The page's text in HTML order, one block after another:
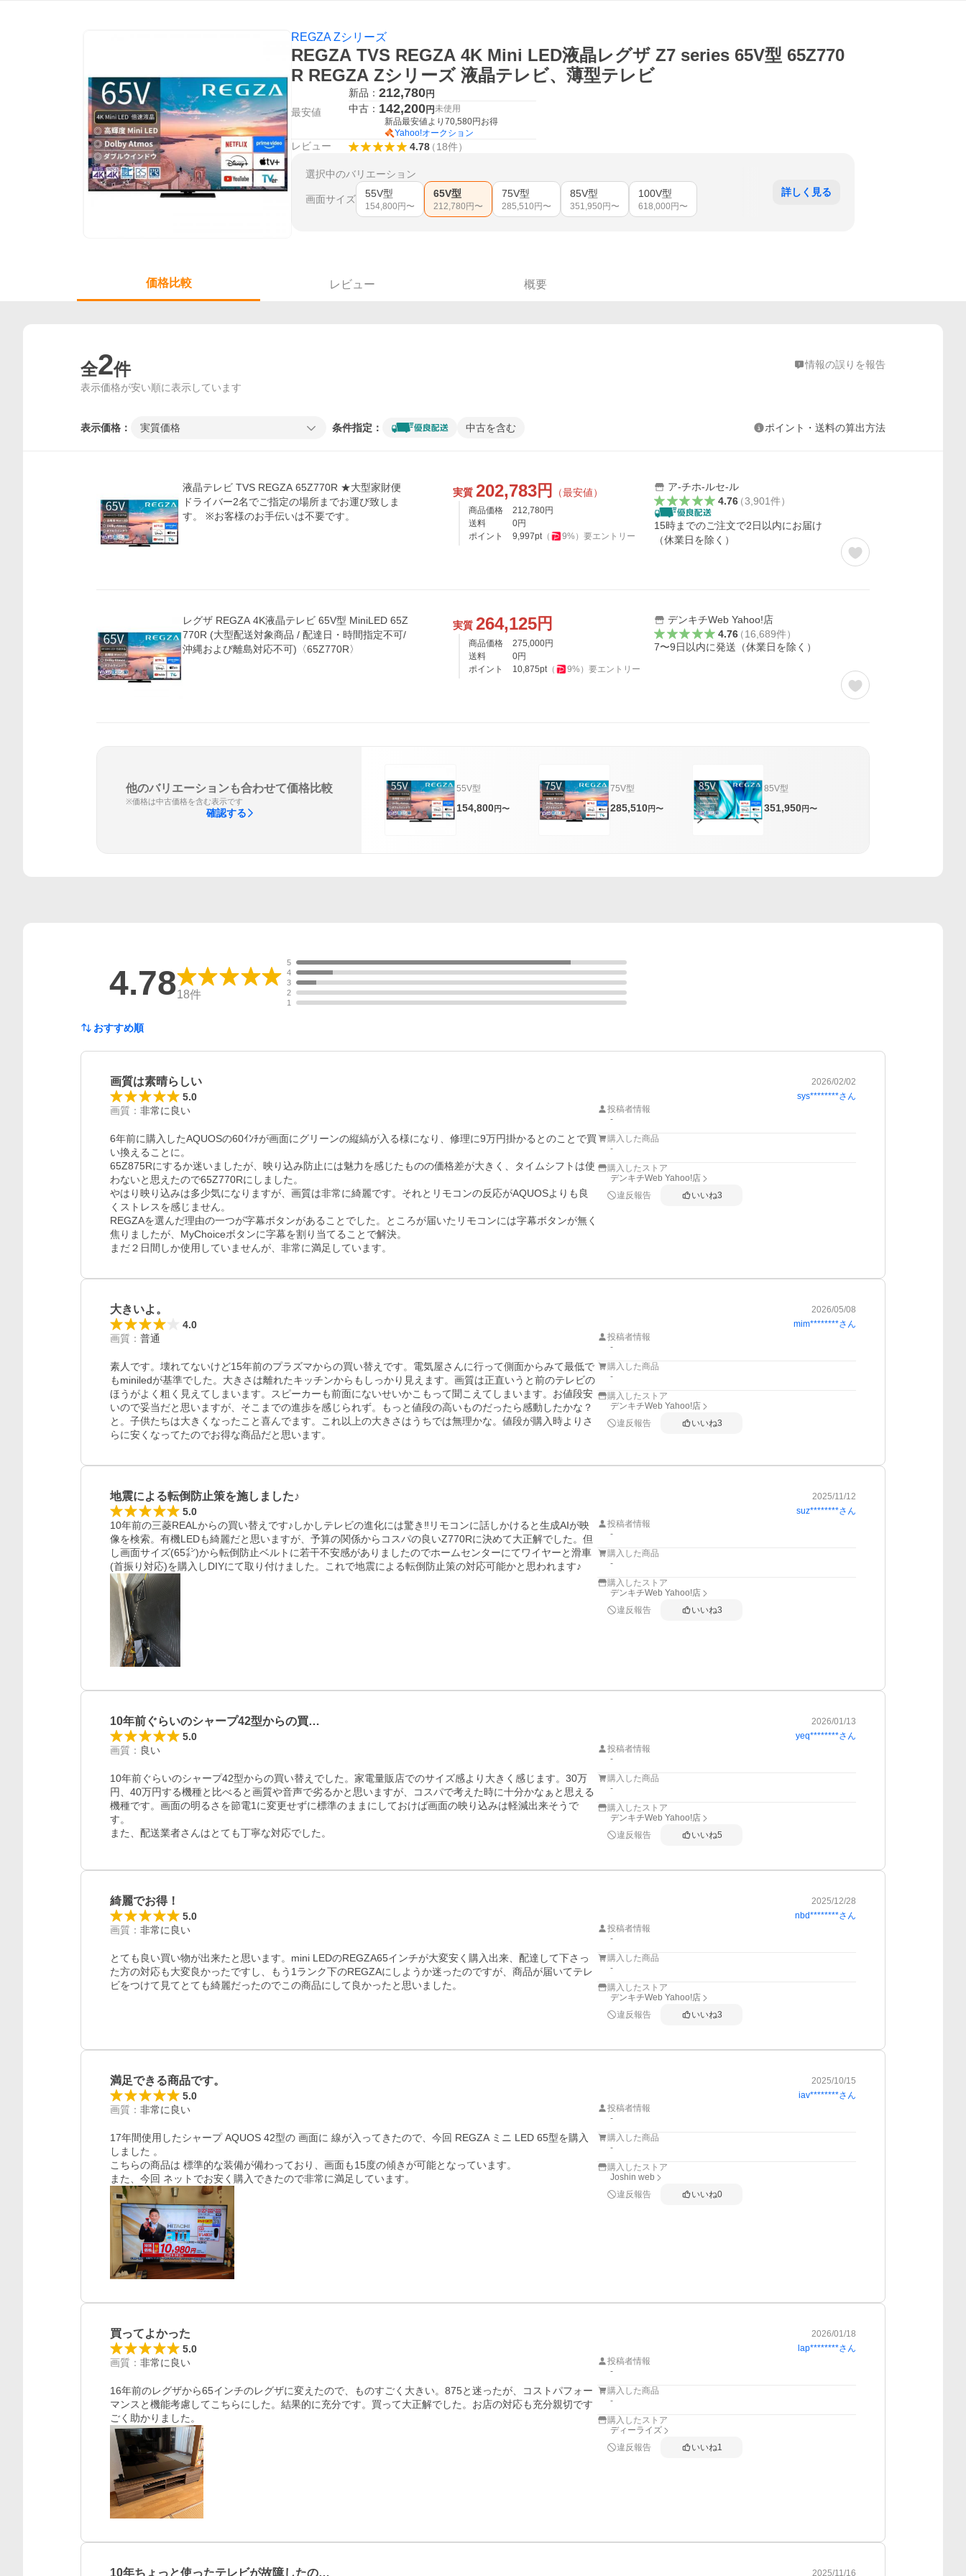
REGZA Zシリーズ
REGZA TVS REGZA 4K Mini LED液晶レグザ Z7 series 65V型 65Z770
R REGZA Zシリーズ 液晶テレビ、薄型テレビ
最安値
新品： 212,780円
中古： 142,200円未使用
新品最安値より 70,580円お得
Yahoo!オークション
レビュー 4.78（18件）
選択中のバリエーション
画面サイズ 55V型
154,800 円〜
65V型
212,780 円〜
75V型
285,510 円〜
85V型
351,950 円〜
100V型
618,000 円〜
詳しく見る
価格比較 レビュー 概要
全2件 情報の誤りを報告
表示価格が安い順に表示しています
表示価格： 実質価格 条件指定： 中古を含む ポイント・送料の算出方法
液晶テレビ TVS REGZA 65Z770R ★大型家財便
ドライバー2名でご指定の場所までお運び致しま
す。 ※お客様のお手伝いは不要です。
実質 202,783円 （最安値）
商品価格 212,780円
送料
0円
ポイント
9,997pt（ 9%） 要エントリー
ア-チホ-ルセ-ル
4.76（3,901件）
15時までのご注文で2日以内にお届け
（休業日を除く）
レグザ REGZA 4K液晶テレビ 65V型 MiniLED 65Z
770R (大型配送対象商品 / 配達日・時間指定不可/
沖縄および離島対応不可)〈65Z770R〉
実質 264,125円
商品価格 275,000円
送料
0円
ポイント
10,875pt（ 9%） 要エントリー
デンキチWeb Yahoo!店
4.76（16,689件）
7〜9日以内に発送（休業日を除く）
他のバリエーションも合わせて価格比較
※価格は中古価格を含む表示です
確認する
55V型
154,800円〜
75V型
285,510円〜
85V型
351,950円〜
4.7818件
5
4
3
2
1
おすすめ順
画質は素晴らしい 2026/02/02
5.0 sys********さん
画質 ： 非常に良い
6年前に購入したAQUOSの60ｲﾝﾁが画面にグリーンの縦縞が入る様になり、修理に9万円掛かるとのことで買
い換えることに。
65Z875Rにするか迷いましたが、映り込み防止には魅力を感じたものの価格差が大きく、タイムシフトは使
わないと思えたので65Z770Rにしました。
やはり映り込みは多少気になりますが、画質は非常に綺麗です。それとリモコンの反応がAQUOSよりも良
くストレスを感じません。
REGZAを選んだ理由の一つが字幕ボタンがあることでした。ところが届いたリモコンには字幕ボタンが無く
焦りましたが、MyChoiceボタンに字幕を割り当てることで解決。
まだ２日間しか使用していませんが、非常に満足しています。
投稿者情報
-
購入した商品
-
購入したストア
デンキチWeb Yahoo!店
違反報告
いいね3
大きいよ。 2026/05/08
4.0 mim********さん
画質 ： 普通
素人です。壊れてないけど15年前のプラズマからの買い替えです。電気屋さんに行って側面からみて最低で
もminiledが基準でした。大きさは離れたキッチンからもしっかり見えます。画質は正直いうと前のテレビの
ほうがよく粗く見えてしまいます。スピーカーも前面にないせいかこもって聞こえてしまいます。お値段安
いので妥当だと思いますが、そこまでの進歩を感じられず。もっと値段の高いものだったら感動したかな？
と。子供たちは大きくなったこと喜んでます。これ以上の大きさはうちでは無理かな。値段が購入時よりさ
らに安くなってたのでお得な商品だと思います。
投稿者情報
-
購入した商品
-
購入したストア
デンキチWeb Yahoo!店
違反報告
いいね3
地震による転倒防止策を施しました♪ 2025/11/12
5.0 suz********さん
10年前の三菱REALからの買い替えです♪しかしテレビの進化には驚き‼️リモコンに話しかけると生成AIが映
像を検索。有機LEDも綺麗だと思いますが、予算の関係からコスパの良いZ770Rに決めて大正解でした。但
し画面サイズ(65㌅)から転倒防止ベルトに若干不安感がありましたのでホームセンターにてワイヤーと滑車
投稿者情報
-
購入した商品
-
購入したストア
デンキチWeb Yahoo!店
違反報告
いいね3
10年前ぐらいのシャープ42型からの買… 2026/01/13
5.0 yeq********さん
画質 ： 良い
10年前ぐらいのシャープ42型からの買い替えでした。家電量販店でのサイズ感より大きく感じます。30万
円、40万円する機種と比べると画質や音声で劣るかと思いますが、コスパで考えた時に十分かなぁと思える
機種です。画面の明るさを節電1に変更せずに標準のままにしておけば画面の映り込みは軽減出来そうで
す。
また、配送業者さんはとても丁寧な対応でした。
投稿者情報
-
購入した商品
-
購入したストア
デンキチWeb Yahoo!店
違反報告
いいね5
綺麗でお得！ 2025/12/28
5.0 nbd********さん
画質 ： 非常に良い
とても良い買い物が出来たと思います。mini LEDのREGZA65インチが大変安く購入出来、配達して下さっ
た方の対応も大変良かったですし、もう1ランク下のREGZAにしようか迷ったのですが、商品が届いてテレ
ビをつけて見てとても綺麗だったのでこの商品にして良かったと思いました。
投稿者情報
-
購入した商品
-
購入したストア
デンキチWeb Yahoo!店
違反報告
いいね3
満足できる商品です。 2025/10/15
5.0 iav********さん
画質 ： 非常に良い
17年間使用したシャープ AQUOS 42型の 画面に 線が入ってきたので、今回 REGZA ミニ LED 65型を購入
しました 。
こちらの商品は 標準的な装備が備わっており、画面も15度の傾きが可能となっています。
また、今回 ネットでお安く購入できたので非常に満足しています。
投稿者情報
-
購入した商品
-
購入したストア
Joshin web
違反報告
いいね0
買ってよかった 2026/01/18
5.0 lap********さん
画質 ： 非常に良い
16年前のレグザから65インチのレグザに変えたので、ものすごく大きい。875と迷ったが、コストパフォー
マンスと機能考慮してこちらにした。結果的に充分です。買って大正解でした。お店の対応も充分親切です
ごく助かりました。
投稿者情報
-
購入した商品
-
購入したストア
ディーライズ
違反報告
いいね1
10年ちょっと使ったテレビが故障したの… 2025/11/16